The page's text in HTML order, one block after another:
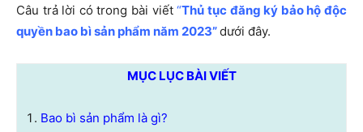
Câu trả lời có trong bài viết“Thủ tục đăng ký bảo hộ độc
quyền bao bì sản phẩm năm 2023”dưới đây.
MỤC LỤC BÀI VIẾT
Bao bì sản phẩm là gì?